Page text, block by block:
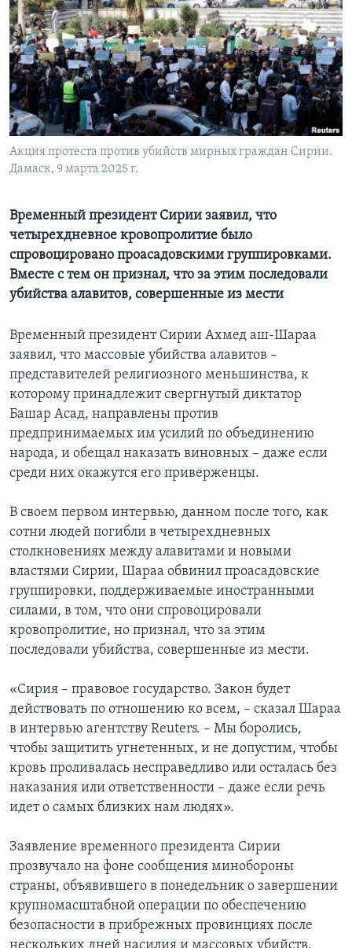
Learning English
СОЦИАЛЬНЫЕ СЕТИ
Акция протеста против убийств мирных граждан Сирии.
Дамаск, 9 марта 2025 г.
Временный президент Сирии заявил, что
четырехдневное кровопролитие было
спровоцировано проасадовскими группировками.
Вместе с тем он признал, что за этим последовали
убийства алавитов, совершенные из мести
Временный президент Сирии Ахмед аш-Шараа
заявил, что массовые убийства алавитов –
представителей религиозного меньшинства, к
которому принадлежит свергнутый диктатор
Башар Асад, направлены против
предпринимаемых им усилий по объединению
народа, и обещал наказать виновных – даже если
среди них окажутся его приверженцы.
В своем первом интервью, данном после того, как
сотни людей погибли в четырехдневных
столкновениях между алавитами и новыми
властями Сирии, Шараа обвинил проасадовские
группировки, поддерживаемые иностранными
силами, в том, что они спровоцировали
кровопролитие, но признал, что за этим
последовали убийства, совершенные из мести.
«Сирия – правовое государство. Закон будет
действовать по отношению ко всем, – сказал Шараа
в интервью агентству Reuters. – Мы боролись,
чтобы защитить угнетенных, и не допустим, чтобы
кровь проливалась несправедливо или осталась без
наказания или ответственности – даже если речь
идет о самых близких нам людях».
Заявление временного президента Сирии
прозвучало на фоне сообщения минобороны
страны, объявившего в понедельник о завершении
крупномасштабной операции по обеспечению
безопасности в прибрежных провинциях после